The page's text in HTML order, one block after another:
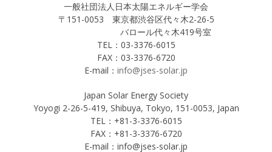
一般社団法人日本太陽エネルギー学会
〒151-0053 東京都渋谷区代々木2-26-5
バロール代々木419号室
TEL：03-3376-6015
FAX：03-3376-6720
E-mail： info@jses-solar.jp
Japan Solar Energy Society
Yoyogi 2-26-5-419, Shibuya, Tokyo, 151-0053, Japan
TEL：+81-3-3376-6015
FAX：+81-3-3376-6720
E-mail：info@jses-solar.jp